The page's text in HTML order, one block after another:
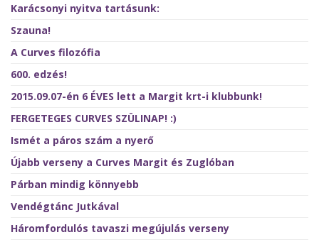
Karácsonyi nyitva tartásunk:
Szauna!
A Curves filozófia
600. edzés!
2015.09.07-én 6 ÉVES lett a Margit krt-i klubbunk!
FERGETEGES CURVES SZÜLINAP! :)
Ismét a páros szám a nyerő
Újabb verseny a Curves Margit és Zuglóban
Párban mindig könnyebb
Vendégtánc Jutkával
Háromfordulós tavaszi megújulás verseny